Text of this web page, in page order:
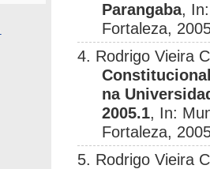
Parangaba,
Fortaleza,
4. Rodrigo Vieira
na
2005.1, In:
Fortaleza,
5. Rodrigo Vieira